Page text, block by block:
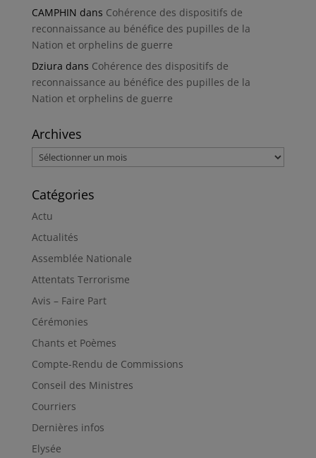
CAMPHIN dans Cohérence des dispositifs de
reconnaissance au bénéfice des pupilles de la
Nation et orphelins de guerre
Dziura dans Cohérence des dispositifs de
reconnaissance au bénéfice des pupilles de la
Nation et orphelins de guerre
Archives
Archives
Catégories
Actu
Actualités
Assemblée Nationale
Attentats Terrorisme
Avis – Faire Part
Cérémonies
Chants et Poèmes
Compte-Rendu de Commissions
Conseil des Ministres
Courriers
Dernières infos
Elysée